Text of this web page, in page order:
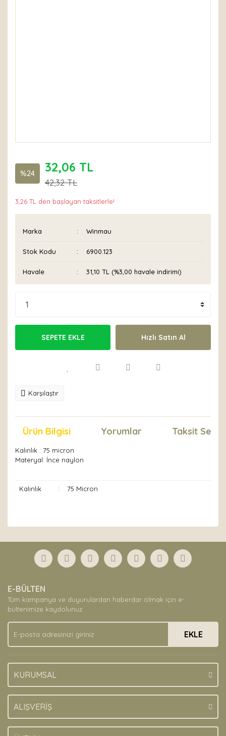
%24 32,06 TL
42,32 TL
3,26 TL den başlayan taksitlerle!
Marka Winmau
Stok Kodu 6900.123
Havale 31,10 TL (%3,00 havale indirimi)
SEPETE EKLE Hızlı Satın Al
Karşılaştır
Ürün Bilgisi Yorumlar Taksit
Kalınlık : 75 micron
Materyal: İnce naylon
Kalınlık : 75 Micron
Yorum Yaz
formunu kullanarak tarafımıza iletebilirsiniz.
Görüş ve önerileriniz için teşekkür ederiz.
Ürün açıklamasında eksik bilgiler bulunuyor.
Ürün bilgilerinde hatalar bulunuyor.
Ürün fiyatı diğer sitelerden daha pahalı.
Bu ürüne benzer farklı alternatifler olmalı.
E-BÜLTEN
Tüm kampanya ve duyurulardan haberdar olmak için e-
bültenimize kaydolunuz.
EKLE
KURUMSAL
ALIŞVERİŞ